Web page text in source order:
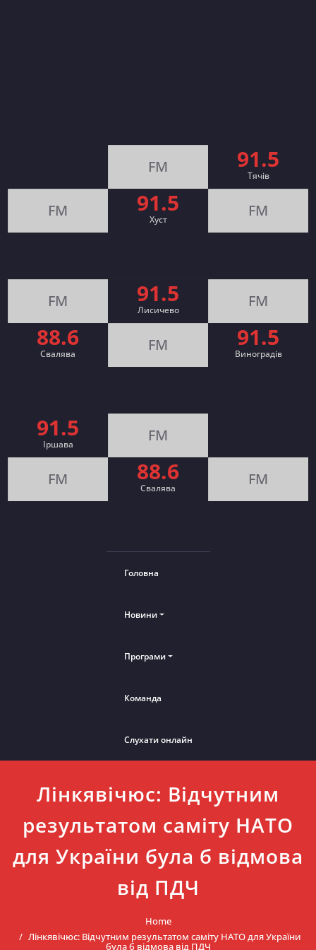
FM 91.5
Тячів
FM 91.5
Хуст FM
FM 91.5
Лисичево FM
88.6
Свалява FM 91.5
Виноградів
91.5
Іршава FM
FM 88.6
Cвалява FM
Головна
Новини
Програми
Команда
Слухати онлайн
Лінкявічюс: Відчутним
результатом саміту НАТО
для України була б відмова
від ПДЧ
Home
Лінкявічюс: Відчутним результатом саміту НАТО для України
була б відмова від ПДЧ